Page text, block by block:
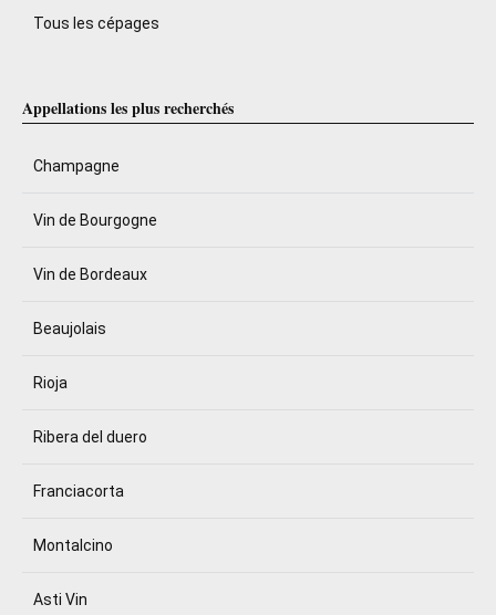
Tous les cépages
Appellations les plus recherchés
Champagne
Vin de Bourgogne
Vin de Bordeaux
Beaujolais
Rioja
Ribera del duero
Franciacorta
Montalcino
Asti Vin